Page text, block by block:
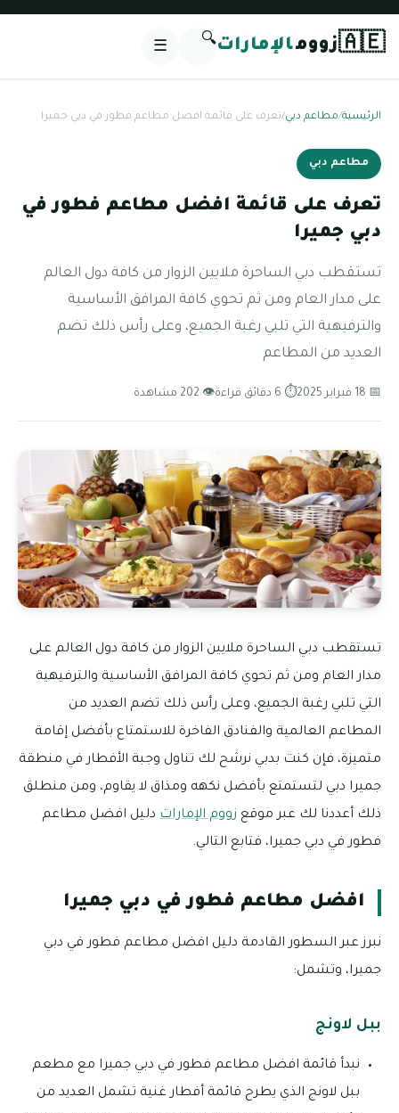
🇦🇪زوومالإمارات🔍
☰
الرئيسية/مطاعم دبي/تعرف على قائمة افضل مطاعم فطور في دبي جميرا
مطاعم دبي
تعرف على قائمة افضل مطاعم فطور في
دبي جميرا
تستقطب دبي الساحرة ملايين الزوار من كافة دول العالم
على مدار العام ومن ثم تحوي كافة المرافق الأساسية
والترفيهية التي تلبي رغبة الجميع، وعلى رأس ذلك تضم
العديد من المطاعم
📅 18 فبراير 2025 ⏱ 6 دقائق قراءة 👁 202 مشاهدة
تستقطب دبي الساحرة ملايين الزوار من كافة دول العالم على
مدار العام ومن ثم تحوي كافة المرافق الأساسية والترفيهية
التي تلبي رغبة الجميع، وعلى رأس ذلك تضم العديد من
المطاعم العالمية والفنادق الفاخرة للاستمتاع بأفضل إقامة
متميزة، فإن كنت بدبي نرشح لك تناول وجبة الأفطار في منطقة
جميرا دبي لتستمتع بأفضل نكهه ومذاق لا يقاوم، ومن منطلق
ذلك أعددنا لك عبر موقع زووم الإمارات دليل افضل مطاعم
فطور في دبي جميرا، فتابع التالي.
افضل مطاعم فطور في دبي جميرا
نبرز عبر السطور القادمة دليل افضل مطاعم فطور في دبي
جميرا، وتشمل:
ببل لاونج
نبدأ قائمة افضل مطاعم فطور في دبي جميرا مع مطعم
ببل لاونج الذي يطرح قائمة أفطار غنية تشمل العديد من